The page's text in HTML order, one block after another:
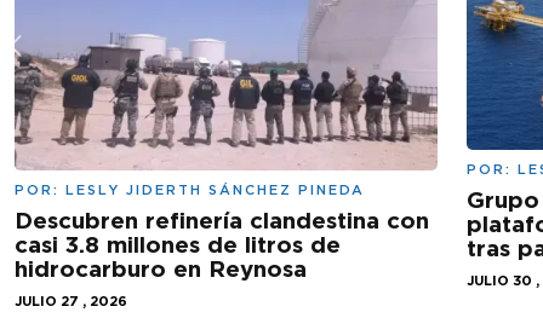
POR: LESLY JIDERTH SÁNCHEZ PINEDA
Descubren refinería clandestina con
casi 3.8 millones de litros de
hidrocarburo en Reynosa
JULIO 27 , 2026
POR:
tras
JULIO 30